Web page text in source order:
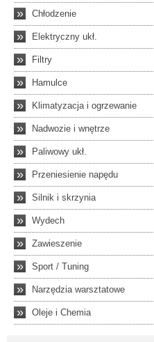
» Chłodzenie
» Elektryczny ukł.
» Filtry
» Hamulce
» Klimatyzacja i ogrzewanie
» Nadwozie i wnętrze
» Paliwowy ukł.
» Przeniesienie napędu
» Silnik i skrzynia
» Wydech
» Zawieszenie
» Sport / Tuning
» Narzędzia warsztatowe
» Oleje i Chemia